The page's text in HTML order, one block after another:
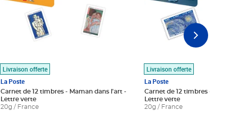
Livraison offerte
La Poste
Carnet de 12 timbres - Maman dans l'art -
Lettre verte
20g / France
Livraison offerte
La Poste
Carnet de 12 timbres - Le
Lettre verte
20g / France